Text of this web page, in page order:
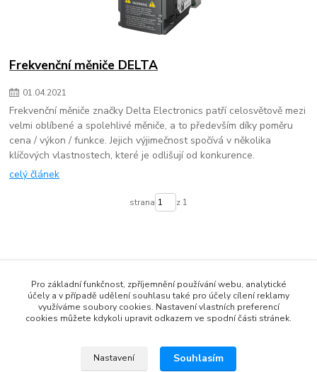
Frekvenční měniče DELTA
01.04.2021
Frekvenční měniče značky Delta Electronics patří celosvětově mezi
velmi oblíbené a spolehlivé měniče, a to především díky poměru
cena / výkon / funkce. Jejich výjimečnost spočívá v několika
klíčových vlastnostech, které je odlišují od konkurence.
celý článek
strana z 1
www.czech-meanwell.cz
www.spinanyzdroj.cz
Pro základní funkčnost, zpříjemnění používání webu, analytické
účely a v případě udělení souhlasu také pro účely cílení reklamy
využíváme soubory cookies. Nastavení vlastních preferencí
cookies můžete kdykoli upravit odkazem ve spodní části stránek.
Nastavení Souhlasím